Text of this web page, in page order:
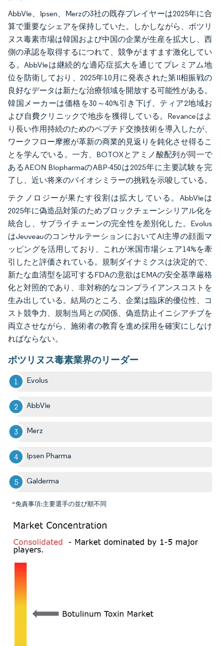
AbbVie、Ipsen、Merzの3社の既存プレイヤーは2025年に合
算で重要なシェアを保持していた。しかしながら、ボツリ
ヌス毒素市場は韓国および中国の企業が生産を拡大し、西
側の承認を取得するにつれて、競争がますます激化してい
る。AbbVieは継続的な適応症拡大を通じてプレミアム地
位を防衛しており、2025年10月に発表された第II相振戦の
良好なデータは新たな治療領域を開放する可能性がある。
韓国メーカーは価格を30～40%引き下げ、ティア2地域お
よび自費クリニックで地歩を獲得している。Revanceはよ
り長い作用持続のためのペプチド交換技術を導入したが、
ワークフロー摩擦が革新の商業的見返りを鈍化させ得るこ
とを学んでいる。一方、BOTOXとアミノ酸配列が同一で
あるAEON BiopharmaのABP-450は2025年に主要試験を完
了し、近い将来のバイオシミラーの挑戦を示唆している。
テクノロジーが果たす役割は拡大している。AbbVieは
2025年に偽造品対策のためブロックチェーンシリアル化を
統合し、サプライチェーンの完全性を差別化した。Evolus
はJeuveauのコンサルテーションにおいてAI主導の顔面マ
ッピングを活用しており、これが米国市場シェア14%を牽
引したと評価されている。規制ダイナミクスは決定的で、
新たな血清型を認可するFDAの意欲はEMAの安全基準厳格
化と対照的であり、非対称的なコンプライアンスコストを
生み出している。結局のところ、企業は臨床的優位性、コ
スト競争力、規制当局との関係、偽造防止イニシアチブを
両立させながら、施術者の教育を進め採用を確実にしなけ
ればならない。
ボツリヌス毒素業界のリーダー
Evolus
AbbVie
Merz
Ipsen Pharma
Galderma
*免責事項:主要選手の並び順不同